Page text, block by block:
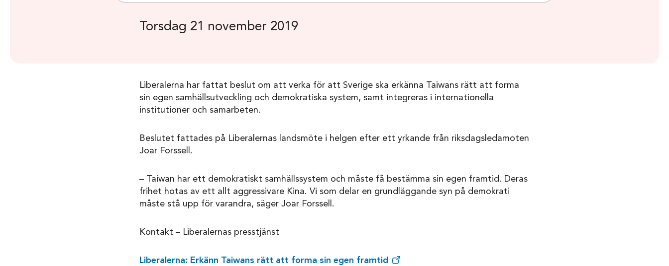
Torsdag 21 november 2019
Liberalerna har fattat beslut om att verka för att Sverige ska erkänna Taiwans rätt att forma
sin egen samhällsutveckling och demokratiska system, samt integreras i internationella
institutioner och samarbeten.
Beslutet fattades på Liberalernas landsmöte i helgen efter ett yrkande från riksdagsledamoten
Joar Forssell.
– Taiwan har ett demokratiskt samhällssystem och måste få bestämma sin egen framtid. Deras
frihet hotas av ett allt aggressivare Kina. Vi som delar en grundläggande syn på demokrati
måste stå upp för varandra, säger Joar Forssell.
Kontakt – Liberalernas presstjänst
Liberalerna: Erkänn Taiwans rätt att forma sin egen framtid